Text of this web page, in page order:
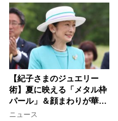
【紀子さまのジュエリー
術】夏に映える「メタル枠
パール」＆顔まわりが華や
ぐ「揺れる一粒」の使い分
ニュース